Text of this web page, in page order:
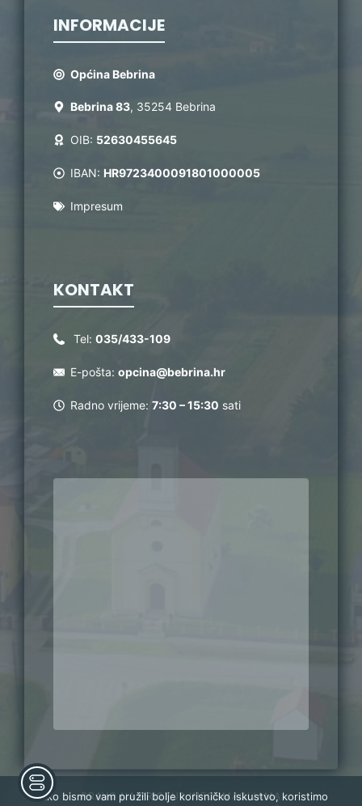
INFORMACIJE
Općina Bebrina
Bebrina 83, 35254 Bebrina
OIB: 52630455645
IBAN: HR9723400091801000005
Impresum
KONTAKT
Tel: 035/433-109
E-pošta: opcina@bebrina.hr
Radno vrijeme: 7:30 – 15:30 sati
PRAVO NA PRISTUP INFORMACIJAMA
Kako bismo vam pružili bolje korisničko iskustvo, koristimo